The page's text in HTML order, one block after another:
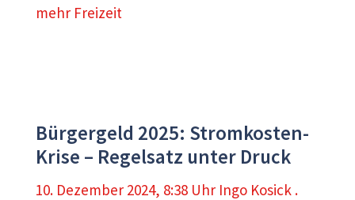
mehr Freizeit
Bürgergeld 2025: Stromkosten-
Krise – Regelsatz unter Druck
10. Dezember 2024, 8:38 Uhr Ingo Kosick .